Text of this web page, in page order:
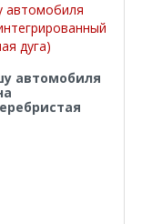
автомобиля